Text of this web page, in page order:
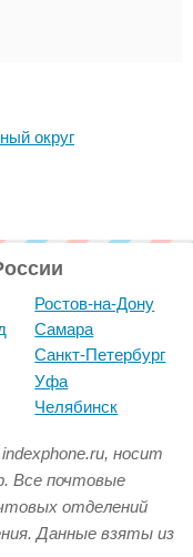
округ
Ростов-на-Дону
Самара
Санкт-Петербург
Уфа
Челябинск
носит
Все почтовые
отделений
Данные взяты из